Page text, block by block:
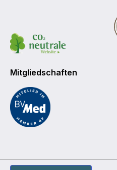
Mitgliedschaften